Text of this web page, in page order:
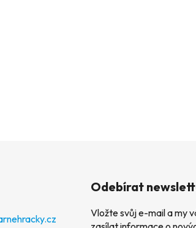
Odebírat
Vložte svůj e-mail a my